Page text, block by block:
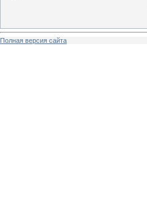
Полная версия сайта